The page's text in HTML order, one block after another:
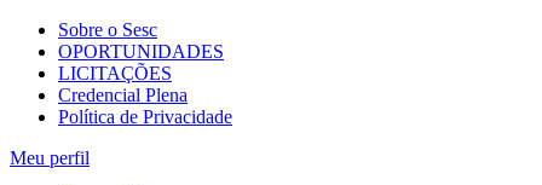
Sobre o Sesc
OPORTUNIDADES
LICITAÇÕES
Credencial Plena
Política de Privacidade
Meu perfil